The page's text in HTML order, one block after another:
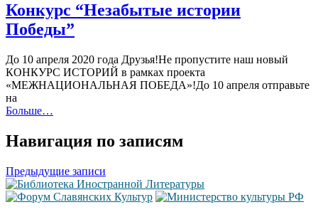
Конкурс “Незабытые истории
Победы”
До 10 апреля 2020 года Друзья!Не пропустите наш новый
КОНКУРС ИСТОРИЙ в рамках проекта
«МЕЖНАЦИОНАЛЬНАЯ ПОБЕДА»!До 10 апреля отправьте
на
Больше…
Навигация по записям
Предыдущие записи